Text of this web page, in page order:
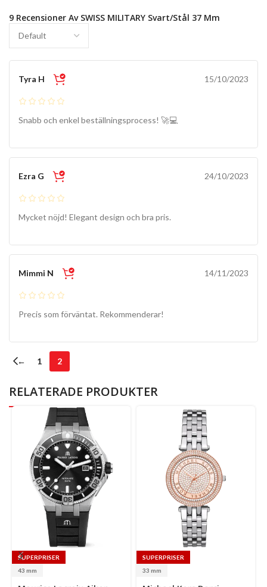
9 Recensioner Av SWISS MILITARY Svart/Stål 37 Mm
Tyra H 15/10/2023
Snabb och enkel beställningsprocess! 🚀💻
Ezra G 24/10/2023
Mycket nöjd! Elegant design och bra pris.
Mimmi N 14/11/2023
Precis som förväntat. Rekommenderar!
← 1 2
RELATERADE PRODUKTER
SUPERPRISER
43 mm
SUPERPRISER
33 mm
Select